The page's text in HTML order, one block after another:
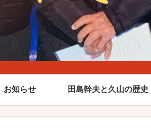
お知らせ 田島幹夫と久山の歴史